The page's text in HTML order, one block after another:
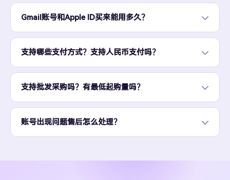
Gmail账号和Apple ID买来能用多久？
支持哪些支付方式？支持人民币支付吗？
支持批发采购吗？有最低起购量吗？
账号出现问题售后怎么处理？